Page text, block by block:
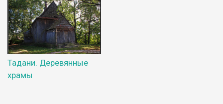
Тадани. Деревянные
храмы